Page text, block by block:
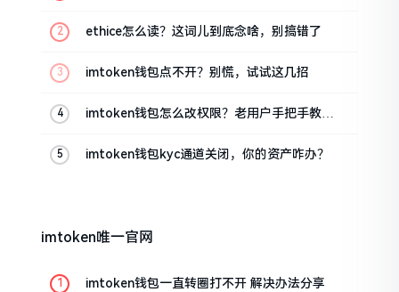
ethice怎么读？这词儿到底念啥，别搞错了
imtoken钱包点不开？别慌，试试这几招
imtoken钱包怎么改权限？老用户手把手教你
imtoken钱包kyc通道关闭，你的资产咋办？
imtoken唯一官网
imtoken钱包一直转圈打不开 解决办法分享